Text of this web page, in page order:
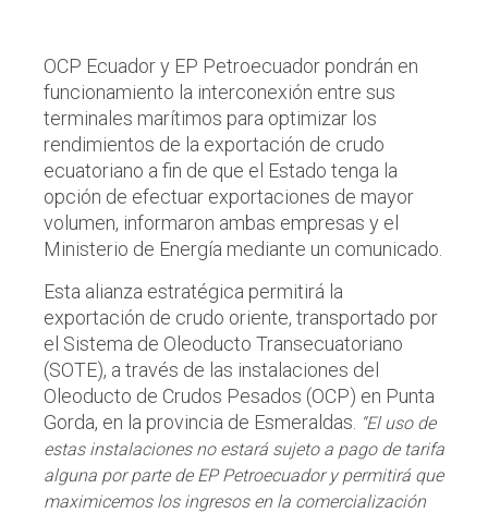
OCP Ecuador y EP Petroecuador pondrán en
funcionamiento la interconexión entre sus
terminales marítimos para optimizar los
rendimientos de la exportación de crudo
ecuatoriano a fin de que el Estado tenga la
opción de efectuar exportaciones de mayor
volumen, informaron ambas empresas y el
Ministerio de Energía mediante un comunicado.
Esta alianza estratégica permitirá la
exportación de crudo oriente, transportado por
el Sistema de Oleoducto Transecuatoriano
(SOTE), a través de las instalaciones del
Oleoducto de Crudos Pesados (OCP) en Punta
Gorda, en la provincia de Esmeraldas. “El uso de
estas instalaciones no estará sujeto a pago de tarifa
alguna por parte de EP Petroecuador y permitirá que
maximicemos los ingresos en la comercialización